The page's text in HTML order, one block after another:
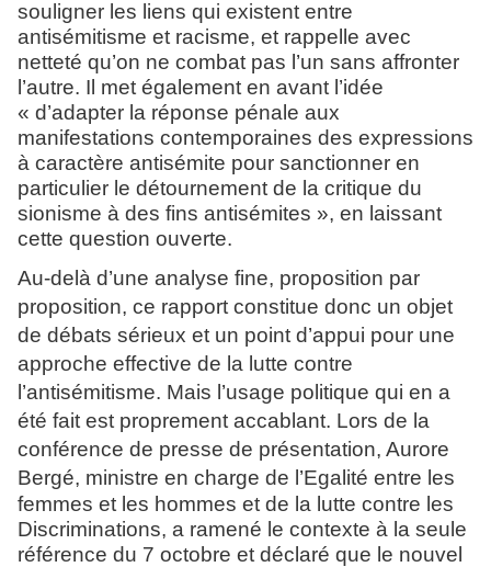
souligner les liens qui existent entre
antisémitisme et racisme, et rappelle avec
netteté qu’on ne combat pas l’un sans affronter
l’autre. Il met également en avant l’idée
« d’adapter la réponse pénale aux
manifestations contemporaines des expressions
à caractère antisémite pour sanctionner en
particulier le détournement de la critique du
sionisme à des fins antisémites », en laissant
cette question ouverte.
Au-delà d’une analyse fine, proposition par
proposition, ce rapport constitue donc un objet
de débats sérieux et un point d’appui pour une
approche effective de la lutte contre
l’antisémitisme. Mais l’usage politique qui en a
été fait est proprement accablant. Lors de la
conférence de presse de présentation, Aurore
Bergé, ministre en charge de l’Egalité entre les
femmes et les hommes et de la lutte contre les
Discriminations, a ramené le contexte à la seule
référence du 7 octobre et déclaré que le nouvel